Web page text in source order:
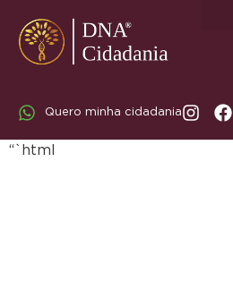
Quero minha cidadania
“`html